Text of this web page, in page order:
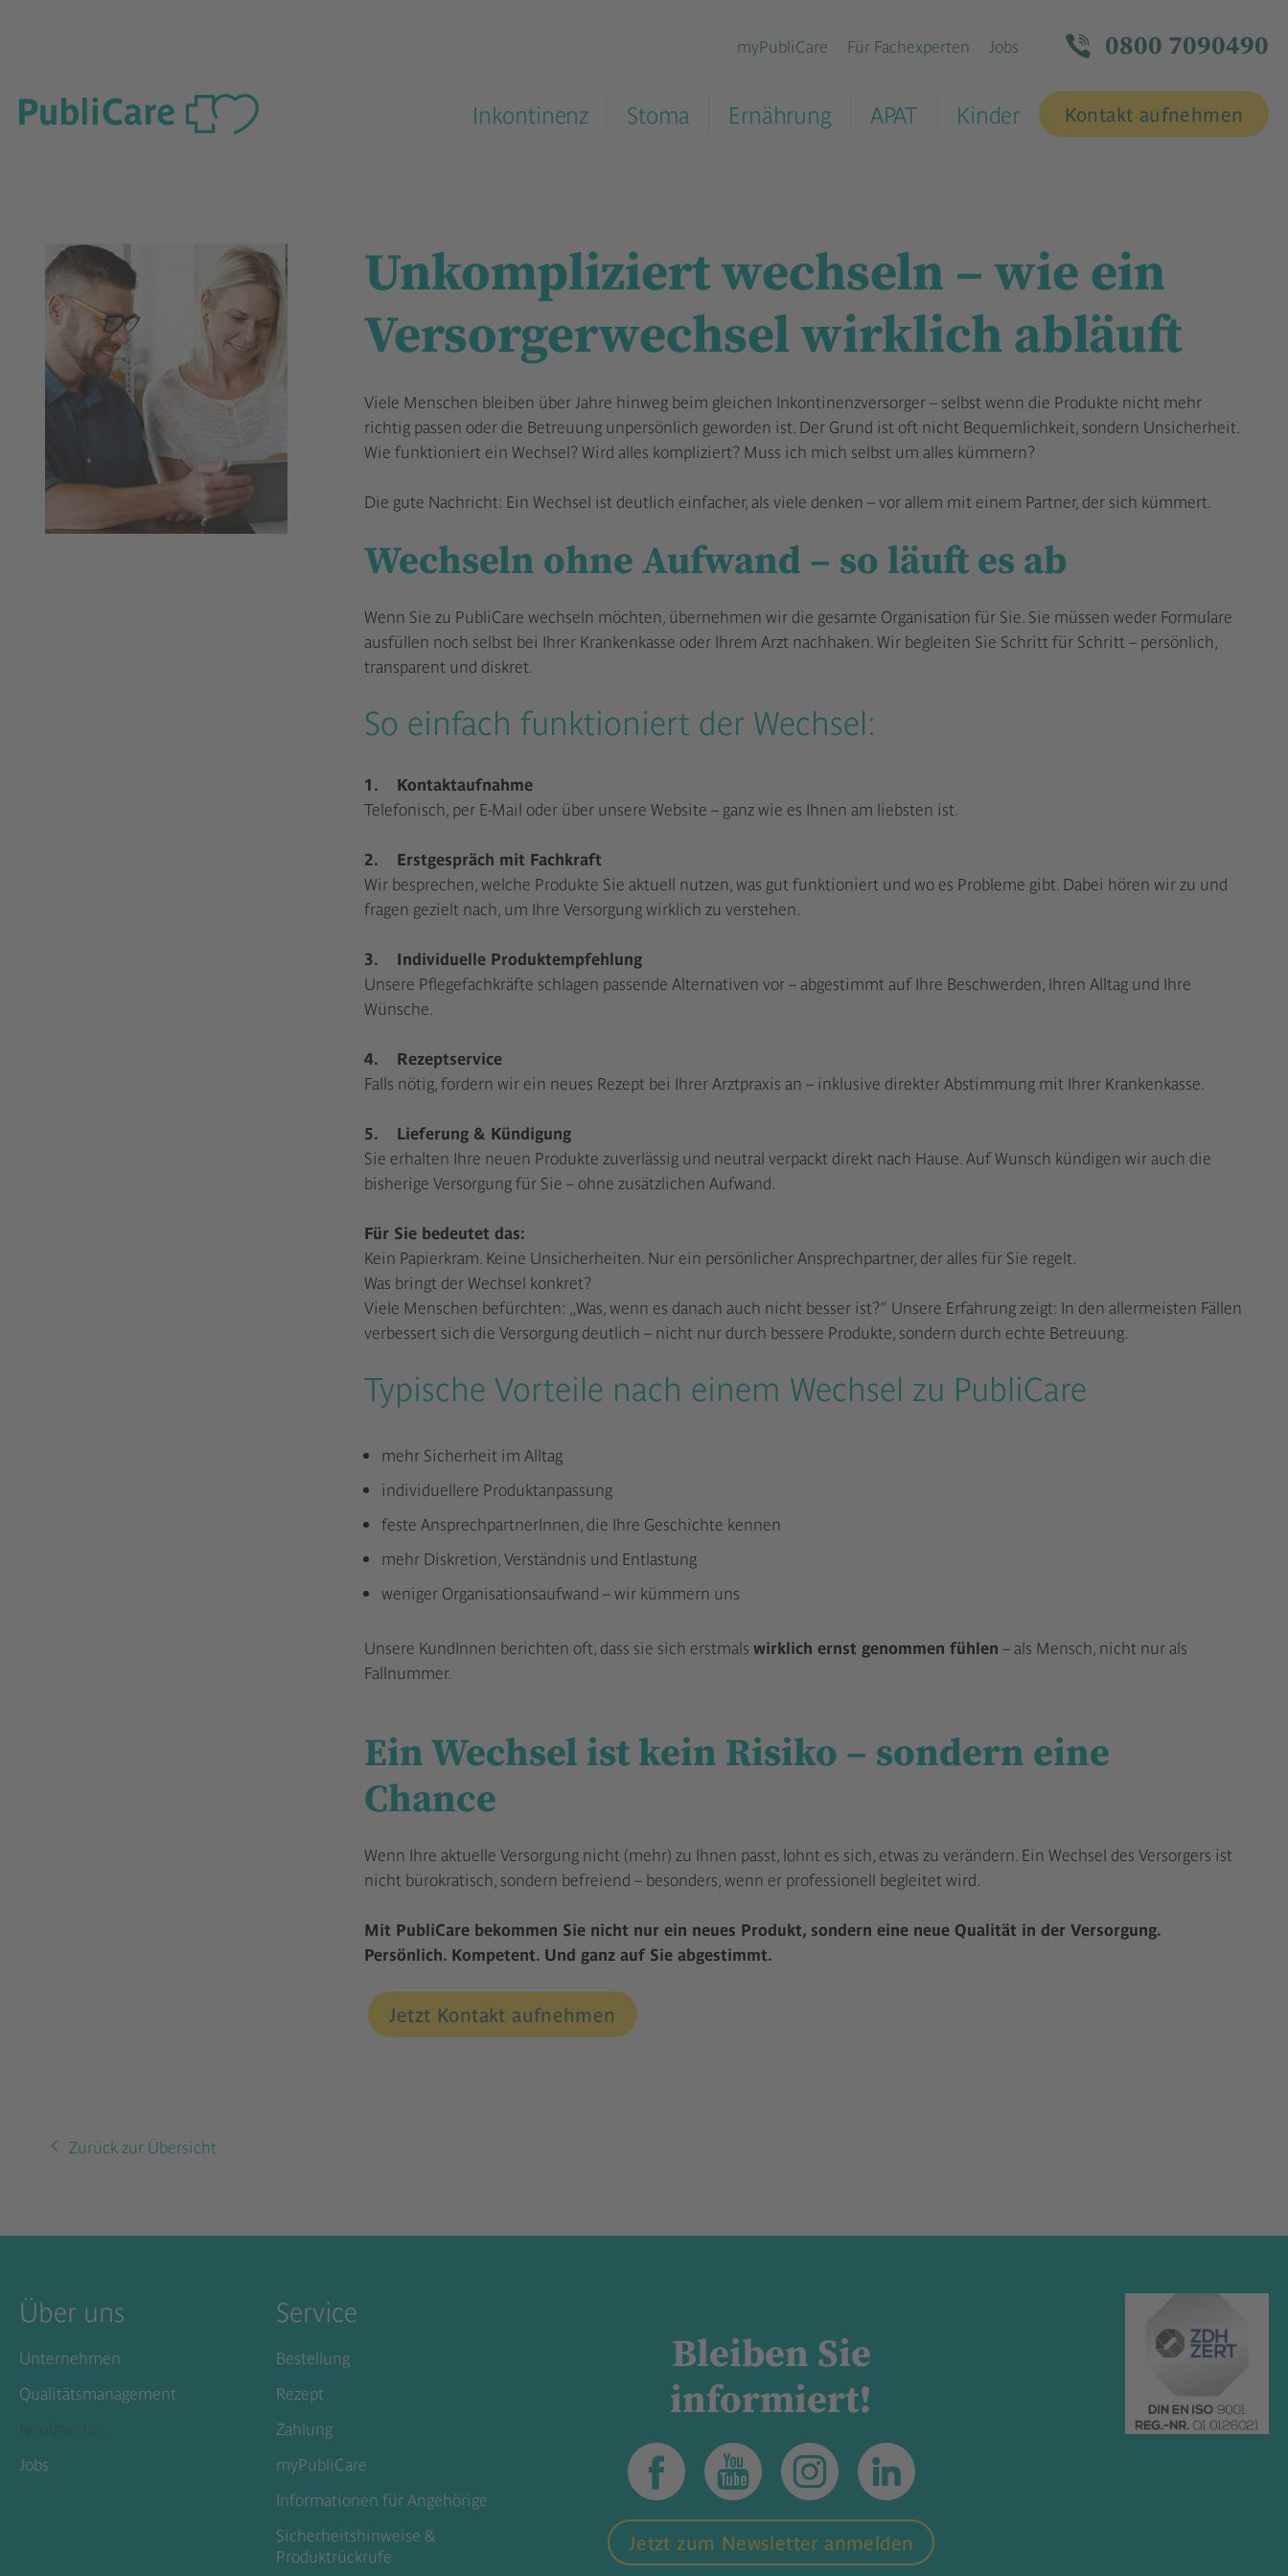
0800 7090490
myPubliCare Für Fachexperten Jobs
Inkontinenz Stoma Ernährung APAT Kinder Kontakt aufnehmen
Unkompliziert wechseln – wie ein
Versorgerwechsel wirklich abläuft
Viele Menschen bleiben über Jahre hinweg beim gleichen Inkontinenzversorger – selbst wenn die Produkte nicht mehr
richtig passen oder die Betreuung unpersönlich geworden ist. Der Grund ist oft nicht Bequemlichkeit, sondern Unsicherheit.
Wie funktioniert ein Wechsel? Wird alles kompliziert? Muss ich mich selbst um alles kümmern?
Die gute Nachricht: Ein Wechsel ist deutlich einfacher, als viele denken – vor allem mit einem Partner, der sich kümmert.
Wechseln ohne Aufwand – so läuft es ab
Wenn Sie zu PubliCare wechseln möchten, übernehmen wir die gesamte Organisation für Sie. Sie müssen weder Formulare
ausfüllen noch selbst bei Ihrer Krankenkasse oder Ihrem Arzt nachhaken. Wir begleiten Sie Schritt für Schritt – persönlich,
transparent und diskret.
So einfach funktioniert der Wechsel:
1. Kontaktaufnahme
Telefonisch, per E-Mail oder über unsere Website – ganz wie es Ihnen am liebsten ist.
2. Erstgespräch mit Fachkraft
Wir besprechen, welche Produkte Sie aktuell nutzen, was gut funktioniert und wo es Probleme gibt. Dabei hören wir zu und
fragen gezielt nach, um Ihre Versorgung wirklich zu verstehen.
3. Individuelle Produktempfehlung
Unsere Pflegefachkräfte schlagen passende Alternativen vor – abgestimmt auf Ihre Beschwerden, Ihren Alltag und Ihre
Wünsche.
4. Rezeptservice
Falls nötig, fordern wir ein neues Rezept bei Ihrer Arztpraxis an – inklusive direkter Abstimmung mit Ihrer Krankenkasse.
5. Lieferung & Kündigung
Sie erhalten Ihre neuen Produkte zuverlässig und neutral verpackt direkt nach Hause. Auf Wunsch kündigen wir auch die
bisherige Versorgung für Sie – ohne zusätzlichen Aufwand.
Für Sie bedeutet das:
Kein Papierkram. Keine Unsicherheiten. Nur ein persönlicher Ansprechpartner, der alles für Sie regelt.
Was bringt der Wechsel konkret?
Viele Menschen befürchten: „Was, wenn es danach auch nicht besser ist?“ Unsere Erfahrung zeigt: In den allermeisten Fällen
verbessert sich die Versorgung deutlich – nicht nur durch bessere Produkte, sondern durch echte Betreuung.
Typische Vorteile nach einem Wechsel zu PubliCare
mehr Sicherheit im Alltag
individuellere Produktanpassung
feste AnsprechpartnerInnen, die Ihre Geschichte kennen
mehr Diskretion, Verständnis und Entlastung
weniger Organisationsaufwand – wir kümmern uns
Unsere KundInnen berichten oft, dass sie sich erstmals wirklich ernst genommen fühlen – als Mensch, nicht nur als
Fallnummer.
Ein Wechsel ist kein Risiko – sondern eine
Chance
Wenn Ihre aktuelle Versorgung nicht (mehr) zu Ihnen passt, lohnt es sich, etwas zu verändern. Ein Wechsel des Versorgers ist
nicht bürokratisch, sondern befreiend – besonders, wenn er professionell begleitet wird.
Mit PubliCare bekommen Sie nicht nur ein neues Produkt, sondern eine neue Qualität in der Versorgung.
Persönlich. Kompetent. Und ganz auf Sie abgestimmt.
Jetzt Kontakt aufnehmen
Zurück zur Übersicht
Über uns
Unternehmen
Qualitätsmanagement
Jobs
Service
Bestellung
Rezept
Zahlung
myPubliCare
Informationen für Angehörige
Sicherheitshinweise &
Produktrückrufe
Bleiben Sie
informiert!
Jetzt zum Newsletter anmelden